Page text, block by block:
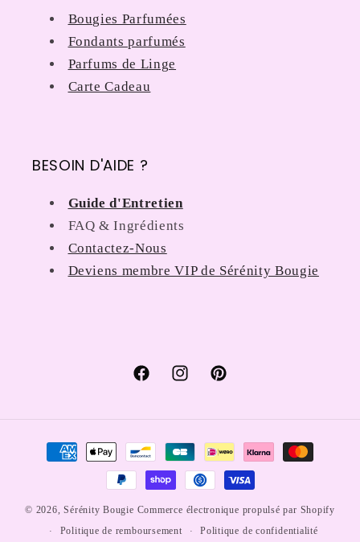
Bougies Parfumées
Fondants parfumés
Parfums de Linge
Carte Cadeau
BESOIN D'AIDE ?
Guide d'Entretien
FAQ & Ingrédients
Contactez-Nous
Deviens membre VIP de Sérénity Bougie
FacebookInstagramPinterest
Moyens
© 2026,Sérénity Bougie Commerce électronique propulsé par Shopify
Politique de remboursement
Politique de confidentialité